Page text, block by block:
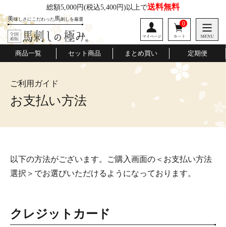
総額5,000円(税込5,400円)以上で送料無料
美味しさにこだわった 馬刺しを厳選
0
商品一覧 セット商品 まとめ買い 定期便
ご利用ガイド
お支払い方法
以下の方法がございます。ご購入画面の＜お支払い方法
選択＞でお選びいただけるようになっております。
クレジットカード